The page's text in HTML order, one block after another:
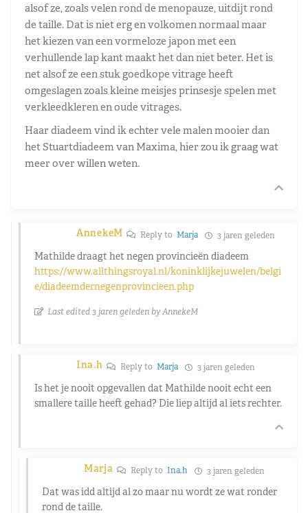
alsof ze, zoals velen rond de menopauze, uitdijt rond
de taille. Dat is niet erg en volkomen normaal maar
het kiezen van een vormeloze japon met een
verhullende lap kant maakt het dan niet beter. Het is
net alsof ze een stuk goedkope vitrage heeft
omgeslagen zoals kleine meisjes prinsesje spelen met
verkleedkleren en oude vitrages.
Haar diadeem vind ik echter vele malen mooier dan
het Stuartdiadeem van Maxima, hier zou ik graag wat
meer over willen weten.
AnnekeM Reply to Marja 3 jaren geleden
Mathilde draagt het negen provincieën diadeem
https://www.allthingsroyal.nl/koninklijkejuwelen/belgi
e/diadeemdernegenprovincieen.php
Last edited 3 jaren geleden by AnnekeM
Ina.h Reply to Marja 3 jaren geleden
Is het je nooit opgevallen dat Mathilde nooit echt een
smallere taille heeft gehad? Die liep altijd al iets rechter.
Marja Reply to Ina.h 3 jaren geleden
Dat was idd altijd al zo maar nu wordt ze wat ronder
rond de taille.